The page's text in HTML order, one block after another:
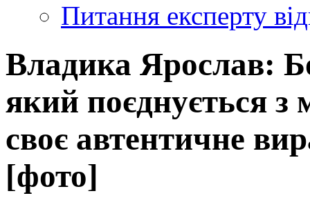
Питання експерту
Владика Ярослав:
який поєднується з
своє автентичне
[фото]